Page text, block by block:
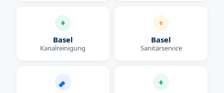
Basel
Kanalreinigung
Basel
Sanitärservice